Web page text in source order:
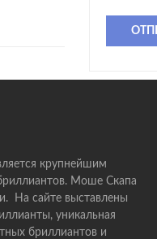
крупнейшим
Моше Скапа
На сайте выставлены
уникальная
бриллиантов и